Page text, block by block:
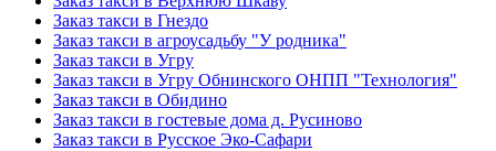
Заказ такси в Гнездо
Заказ такси в агроусадьбу "У родника"
Заказ такси в Угру
Заказ такси в Угру Обнинского ОНПП "Технология"
Заказ такси в Обидино
Заказ такси в гостевые дома д. Русиново
Заказ такси в Русское Эко-Сафари